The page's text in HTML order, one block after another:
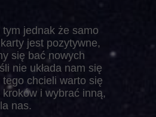
jednak że samo
jest pozytywne,
się bać nowych
nie układa nam się
chcieli warto się
i wybrać inną,
nas.